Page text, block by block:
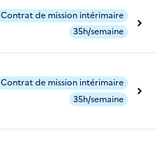
Contrat de mission intérimaire
35h/semaine
Contrat de mission intérimaire
35h/semaine